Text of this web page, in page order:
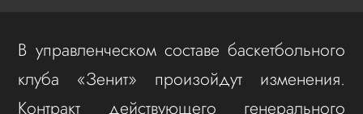
В управленческом составе баскетбольного
клуба «Зенит» произойдут изменения.
Контракт действующего генерального